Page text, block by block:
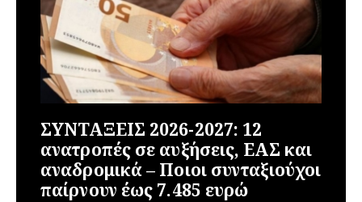
ΣΥΝΤΑΞΕΙΣ 2026-2027: 12
ανατροπές σε αυξήσεις, ΕΑΣ και
αναδρομικά – Ποιοι συνταξιούχοι
παίρνουν έως 7.485 ευρώ